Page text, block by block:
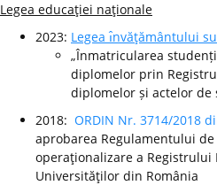
Legea educaţiei naţionale
2023: Legea ı̂nvăţământului
„Înmatricularea
diplomelor prin
diplomelor și actelor de
2018: ORDIN Nr. 3714/2018
aprobarea Regulamentului
operaţionalizare a Registrului
Universităţilor din România